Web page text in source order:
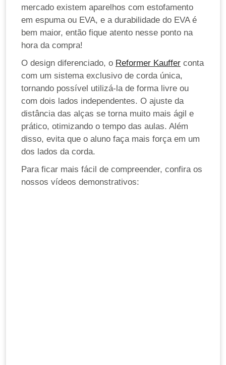
mercado existem aparelhos com estofamento
em espuma ou EVA, e a durabilidade do EVA é
bem maior, então fique atento nesse ponto na
hora da compra!
O design diferenciado, o Reformer Kauffer conta
com um sistema exclusivo de corda única,
tornando possível utilizá-la de forma livre ou
com dois lados independentes. O ajuste da
distância das alças se torna muito mais ágil e
prático, otimizando o tempo das aulas. Além
disso, evita que o aluno faça mais força em um
dos lados da corda.
Para ficar mais fácil de compreender, confira os
nossos vídeos demonstrativos: